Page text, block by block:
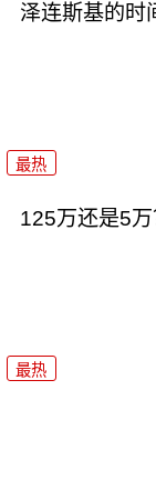
泽连斯基的时
最热
125万还是5
最热